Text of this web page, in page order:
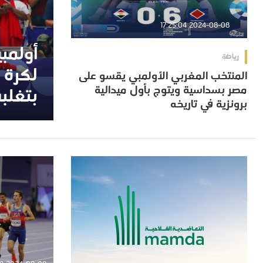
2024-08-08 17:25:04
رياضة
المنتخب المغربي الأولمبي يقسو على
مصر بسداسية ويتوج بأول ميدالية
برونزية في تاريخه
المنتخب المغربي الأولمبي يقسو على
مصر بسداسية ويتوج بأول ميدالية
برونزية في تاريخه